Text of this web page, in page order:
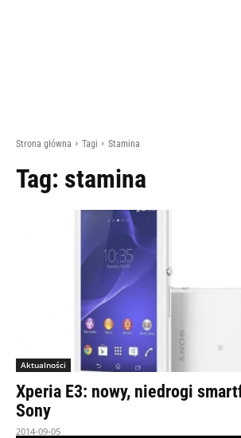
Strona główna Tagi Stamina
Tag: stamina
Aktualności
Xperia E3: nowy, niedrogi
Sony
2014-09-05